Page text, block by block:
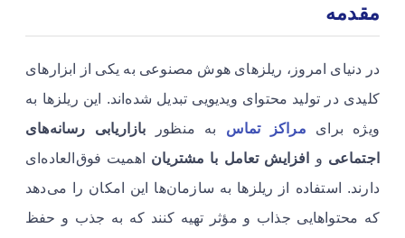
مقدمه
در دنیای امروز، ریلزهای هوش مصنوعی به یکی از ابزارهای
کلیدی در تولید محتوای ویدیویی تبدیل شده‌اند. این ریلزها به
ویژه برای مراکز تماس به منظور بازاریابی رسانه‌های
اجتماعی و افزایش تعامل با مشتریان اهمیت فوق‌العاده‌ای
دارند. استفاده از ریلزها به سازمان‌ها این امکان را می‌دهد
که محتواهایی جذاب و مؤثر تهیه کنند که به جذب و حفظ